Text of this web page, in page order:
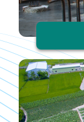
資
訊